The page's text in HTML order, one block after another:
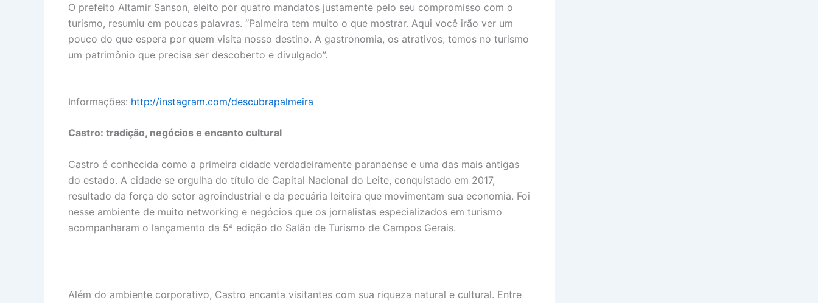
O prefeito Altamir Sanson, eleito por quatro mandatos justamente pelo seu compromisso com o
turismo, resumiu em poucas palavras. “Palmeira tem muito o que mostrar. Aqui você irão ver um
pouco do que espera por quem visita nosso destino. A gastronomia, os atrativos, temos no turismo
um patrimônio que precisa ser descoberto e divulgado”.
Informações: http://instagram.com/descubrapalmeira
Castro: tradição, negócios e encanto cultural
Castro é conhecida como a primeira cidade verdadeiramente paranaense e uma das mais antigas
do estado. A cidade se orgulha do título de Capital Nacional do Leite, conquistado em 2017,
resultado da força do setor agroindustrial e da pecuária leiteira que movimentam sua economia. Foi
nesse ambiente de muito networking e negócios que os jornalistas especializados em turismo
acompanharam o lançamento da 5ª edição do Salão de Turismo de Campos Gerais.
Além do ambiente corporativo, Castro encanta visitantes com sua riqueza natural e cultural. Entre